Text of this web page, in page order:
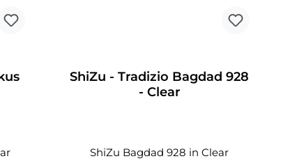
ShiZu - Tradizio Bagdad 928
- Clear
ShiZu Bagdad 928 in Clear